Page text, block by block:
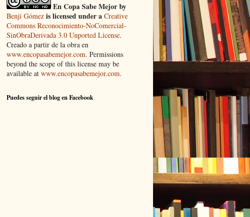
En Copa Sabe Mejorby
Benji Gómez is licensed under a Creative
Commons Reconocimiento-NoComercial-
SinObraDerivada 3.0 Unported License.
Creado a partir de la obra en
www.encopasabemejor.com. Permissions
beyond the scope of this license may be
available at www.encopasabemejor.com.
Puedes seguir el blog en Facebook